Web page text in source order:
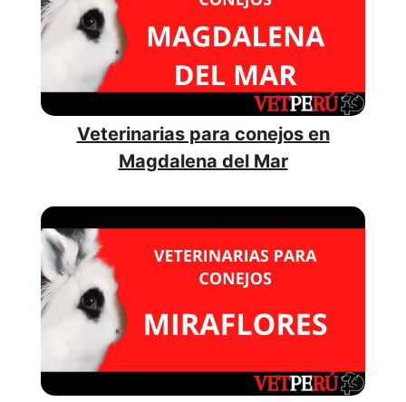
Veterinarias para conejos en
Magdalena del Mar